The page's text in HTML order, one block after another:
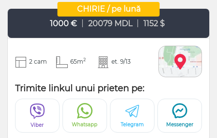
CHIRIE / pe lună
1000 €
20079 MDL 1152 $
2 cam 65m2 et. 9/13
Trimite linkul unui prieten pe:
Viber Whatsapp Telegram Messenger